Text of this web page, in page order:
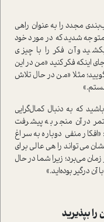
مجدد را به عنوان راهی
متوجه شدید که در مورد خود
و آن فکر را با چیزی
اینکه فکر کنید «من در این
مثلا «من در حال تلاش
که به دنبال کمال‌گرایی
در آن منجر به پیشرفت
منفی دوباره به سراغ
می‌تواند راهی عالی برای
می‌برد؛ زیرا شما در حال
درگیر بوده‌اید.»
بپذیرید